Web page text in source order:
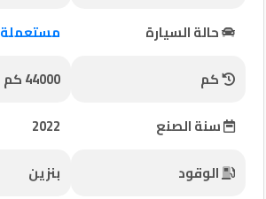
مطلوب
شركات
مميزة
إتصل
حالة السيارة
مستعملة
كم
44000 كم
سنة الصنع
2022
الوقود
بنزين